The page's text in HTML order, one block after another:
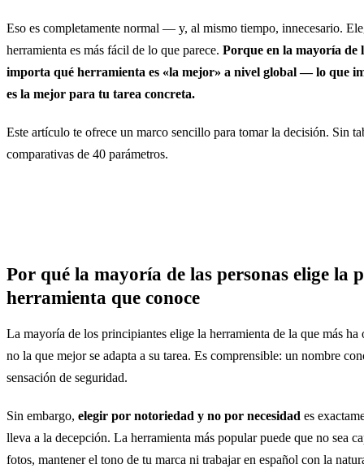
Eso es completamente normal — y, al mismo tiempo, innecesario.
herramienta es más fácil de lo que parece. Porque en la mayoría de
importa qué herramienta es «la mejor» a nivel global — lo que
es la mejor para tu tarea concreta.
Este artículo te ofrece un marco sencillo para tomar la decisión. Sin
comparativas de 40 parámetros.
Por qué la mayoría de las personas elige la
herramienta que conoce
La mayoría de los principiantes elige la herramienta de la que más
no la que mejor se adapta a su tarea. Es comprensible: un nombre
sensación de seguridad.
Sin embargo, elegir por notoriedad y no por necesidad es
lleva a la decepción. La herramienta más popular puede que no sea
fotos, mantener el tono de tu marca ni trabajar en español con la